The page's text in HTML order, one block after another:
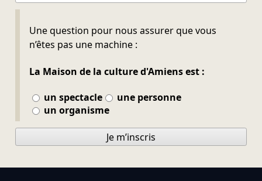
Une question pour nous assurer que vous
n’êtes pas une machine :
La Maison de la culture d'Amiens est :
un spectacle
une personne
un organisme
Ne pas remplir
Je m’inscris